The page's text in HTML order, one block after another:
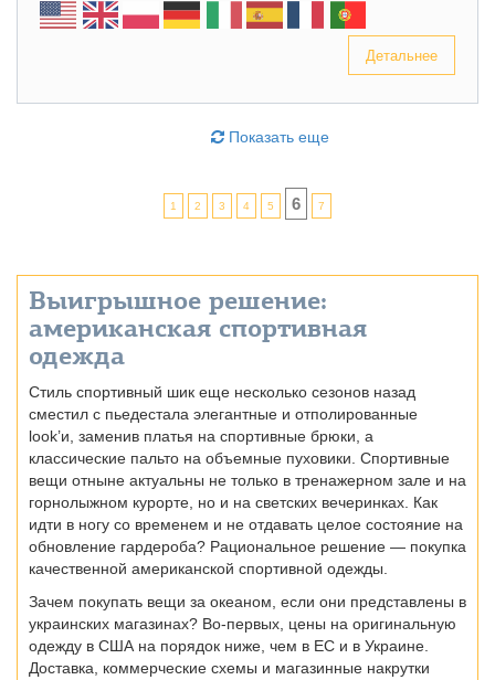
Детальнее
Показать еще
1 2 3 4 5 6 7
Выигрышное решение:
американская спортивная
одежда
Стиль спортивный шик еще несколько сезонов назад
сместил с пьедестала элегантные и отполированные
look’и, заменив платья на спортивные брюки, а
классические пальто на объемные пуховики. Спортивные
вещи отныне актуальны не только в тренажерном зале и на
горнолыжном курорте, но и на светских вечеринках. Как
идти в ногу со временем и не отдавать целое состояние на
обновление гардероба? Рациональное решение — покупка
качественной американской спортивной одежды.
Зачем покупать вещи за океаном, если они представлены в
украинских магазинах? Во-первых, цены на оригинальную
одежду в США на порядок ниже, чем в ЕС и в Украине.
Доставка, коммерческие схемы и магазинные накрутки